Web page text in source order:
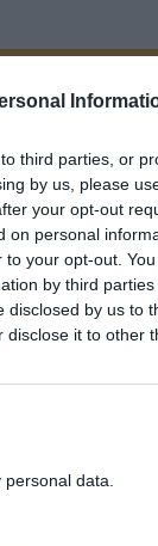
third parties, or
by us, please
your opt-out
on personal
your opt-out.
by third parties
disclosed by us to
disclose it to other
data.